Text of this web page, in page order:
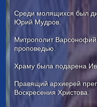
Среди молящихся был
Юрий Мудров.
Митрополит
проповедью.
Храму была подарена
Правящий архиерей
Воскресения Христова.